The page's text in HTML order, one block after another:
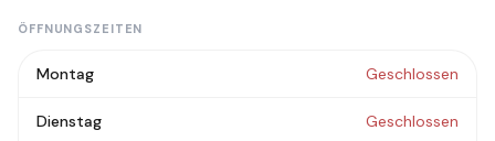
ÖFFNUNGSZEITEN
Montag Geschlossen
Dienstag Geschlossen